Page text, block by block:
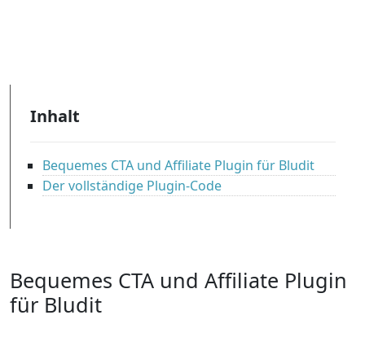
Inhalt
Bequemes CTA und Affiliate Plugin für Bludit
Der vollständige Plugin-Code
Bequemes CTA und Affiliate Plugin
für Bludit